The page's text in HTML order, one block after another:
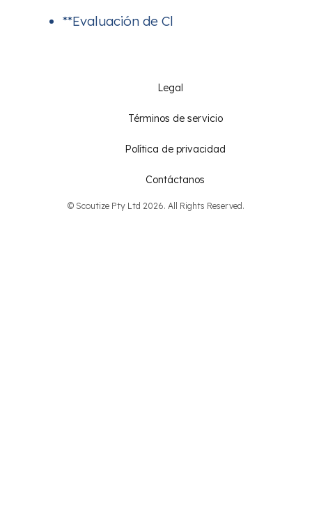
**Evaluación de Cl
Legal
Términos de servicio
Política de privacidad
Contáctanos
© Scoutize Pty Ltd 2026. All Rights Reserved.